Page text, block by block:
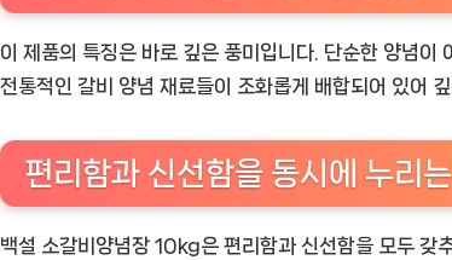
이 제품의 특징은 바로 깊은 풍미입니다. 단순한 양념
전통적인 갈비 양념 재료들이 조화롭게 배합되어 있어
편리함과 신선함을 동시에 누리
백설 소갈비양념장 10kg은 편리함과 신선함을 모두 갖